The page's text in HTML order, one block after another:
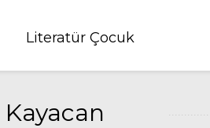
Literatür Çocuk